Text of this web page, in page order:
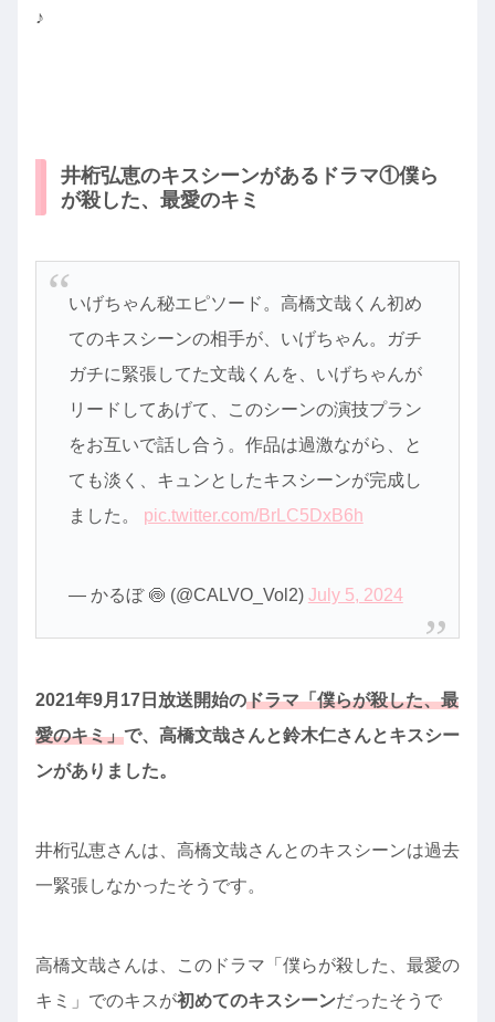
♪
井桁弘恵のキスシーンがあるドラマ①僕ら
が殺した、最愛のキミ
いげちゃん秘エピソード。高橋文哉くん初め
てのキスシーンの相手が、いげちゃん。ガチ
ガチに緊張してた文哉くんを、いげちゃんが
リードしてあげて、このシーンの演技プラン
をお互いで話し合う。作品は過激ながら、と
ても淡く、キュンとしたキスシーンが完成し
ました。 pic.twitter.com/BrLC5DxB6h
— かるぼ 🍥 (@CALVO_Vol2) July 5, 2024
2021年9月17日放送開始のドラマ「僕らが殺した、最
愛のキミ」で、高橋文哉さんと鈴木仁さんとキスシー
ンがありました。
井桁弘恵さんは、高橋文哉さんとのキスシーンは過去
一緊張しなかったそうです。
高橋文哉さんは、このドラマ「僕らが殺した、最愛の
キミ」でのキスが初めてのキスシーンだったそうで